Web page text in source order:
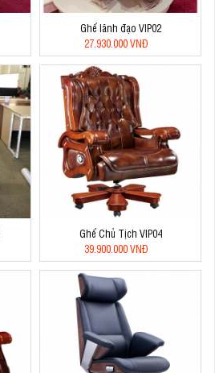
Ghế lãnh đạo VIP02
27.930.000 VNĐ
Ghế Chủ Tịch VIP04
39.900.000 VNĐ